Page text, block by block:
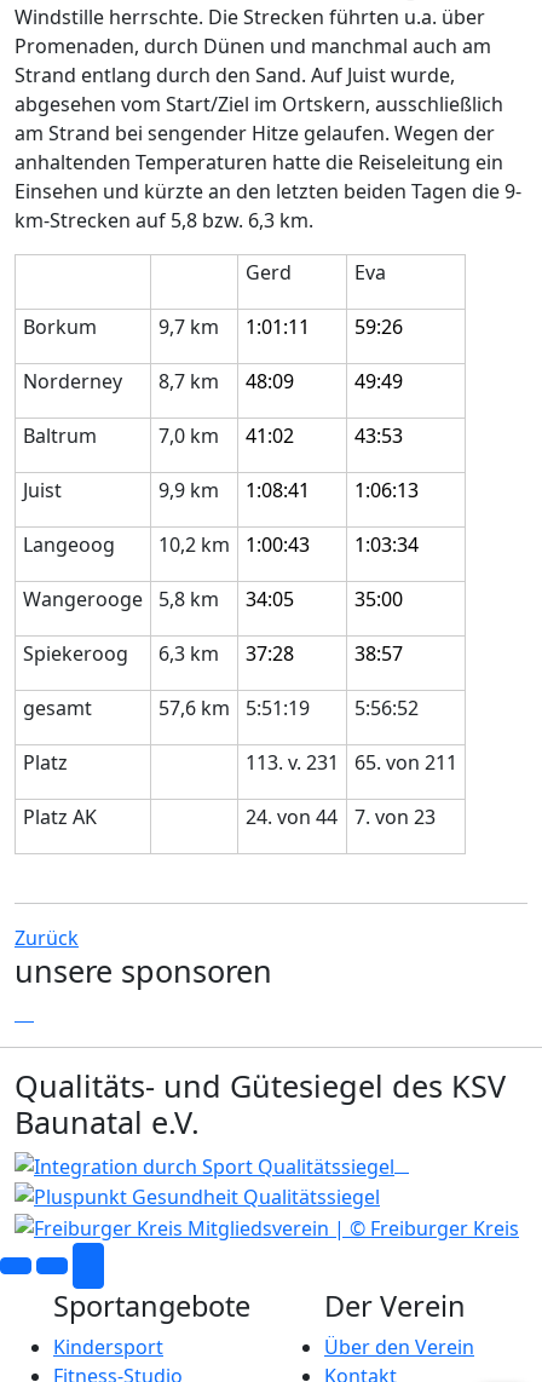
Windstille herrschte. Die Strecken führten u.a. über
Promenaden, durch Dünen und manchmal auch am
Strand entlang durch den Sand. Auf Juist wurde,
abgesehen vom Start/Ziel im Ortskern, ausschließlich
am Strand bei sengender Hitze gelaufen. Wegen der
anhaltenden Temperaturen hatte die Reiseleitung ein
Einsehen und kürzte an den letzten beiden Tagen die 9-
km-Strecken auf 5,8 bzw. 6,3 km.
Gerd
Eva
Borkum 9,7 km 1:01:11 59:26
Norderney 8,7 km 48:09 49:49
Baltrum 7,0 km 41:02 43:53
Juist 9,9 km 1:08:41 1:06:13
Langeoog 10,2 km 1:00:43 1:03:34
Wangerooge 5,8 km 34:05 35:00
Spiekeroog 6,3 km 37:28 38:57
gesamt 57,6 km 5:51:19 5:56:52
Platz 113. v. 231 65. von 211
Platz AK 24. von 44 7. von 23
Zurück
unsere sponsoren
Qualitäts- und Gütesiegel des KSV
Baunatal e.V.
Sportangebote
Kindersport
Fitness-Studio
Der Verein
Über den Verein
Kontakt